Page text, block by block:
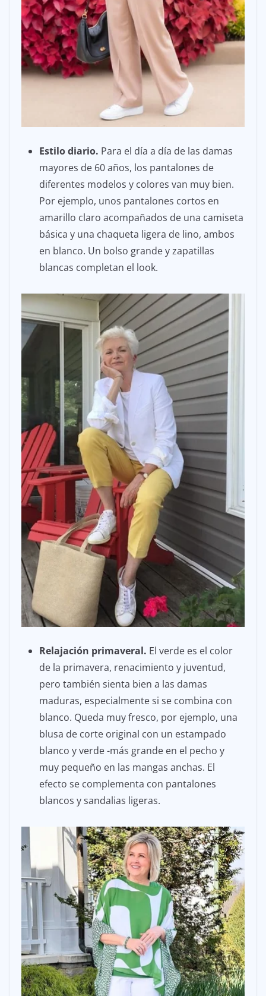
Estilo diario. Para el día a día de las damas
mayores de 60 años, los pantalones de
diferentes modelos y colores van muy bien.
Por ejemplo, unos pantalones cortos en
amarillo claro acompañados de una camiseta
básica y una chaqueta ligera de lino, ambos
en blanco. Un bolso grande y zapatillas
blancas completan el look.
Relajación primaveral. El verde es el color
de la primavera, renacimiento y juventud,
pero también sienta bien a las damas
maduras, especialmente si se combina con
blanco. Queda muy fresco, por ejemplo, una
blusa de corte original con un estampado
blanco y verde -más grande en el pecho y
muy pequeño en las mangas anchas. El
efecto se complementa con pantalones
blancos y sandalias ligeras.